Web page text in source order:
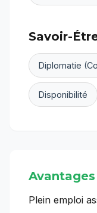
Savoir-
Diplomatie
Disponibilité
Avantages
Plein emploi